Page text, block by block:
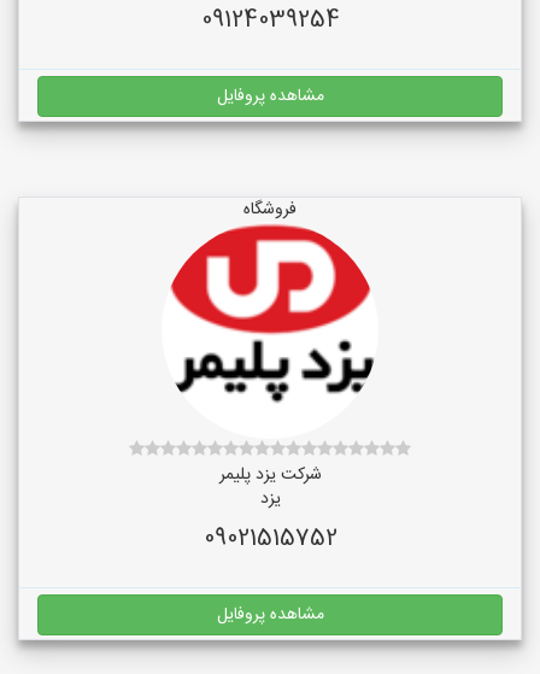
09124039254
مشاهده پروفایل
فروشگاه
شرکت یزد پلیمر
یزد
09021515752
مشاهده پروفایل